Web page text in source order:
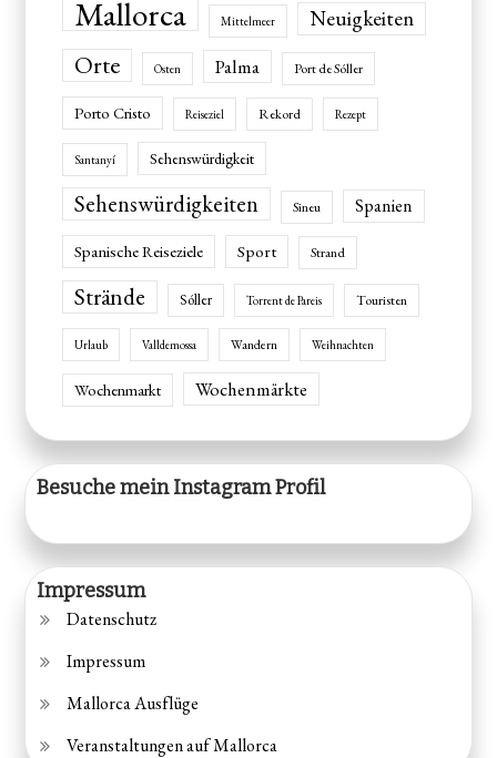
Mallorca Mittelmeer Neuigkeiten
Orte Osten Palma Port de Sóller
Porto Cristo Reiseziel Rekord Rezept
Santanyí Sehenswürdigkeit
Sehenswürdigkeiten Sineu Spanien
Spanische Reiseziele Sport Strand
Strände Sóller Torrent de Pareis Touristen
Urlaub Valldemossa Wandern Weihnachten
Wochenmarkt Wochenmärkte
Besuche mein Instagram Profil
Impressum
Datenschutz
Impressum
Mallorca Ausflüge
Veranstaltungen auf Mallorca